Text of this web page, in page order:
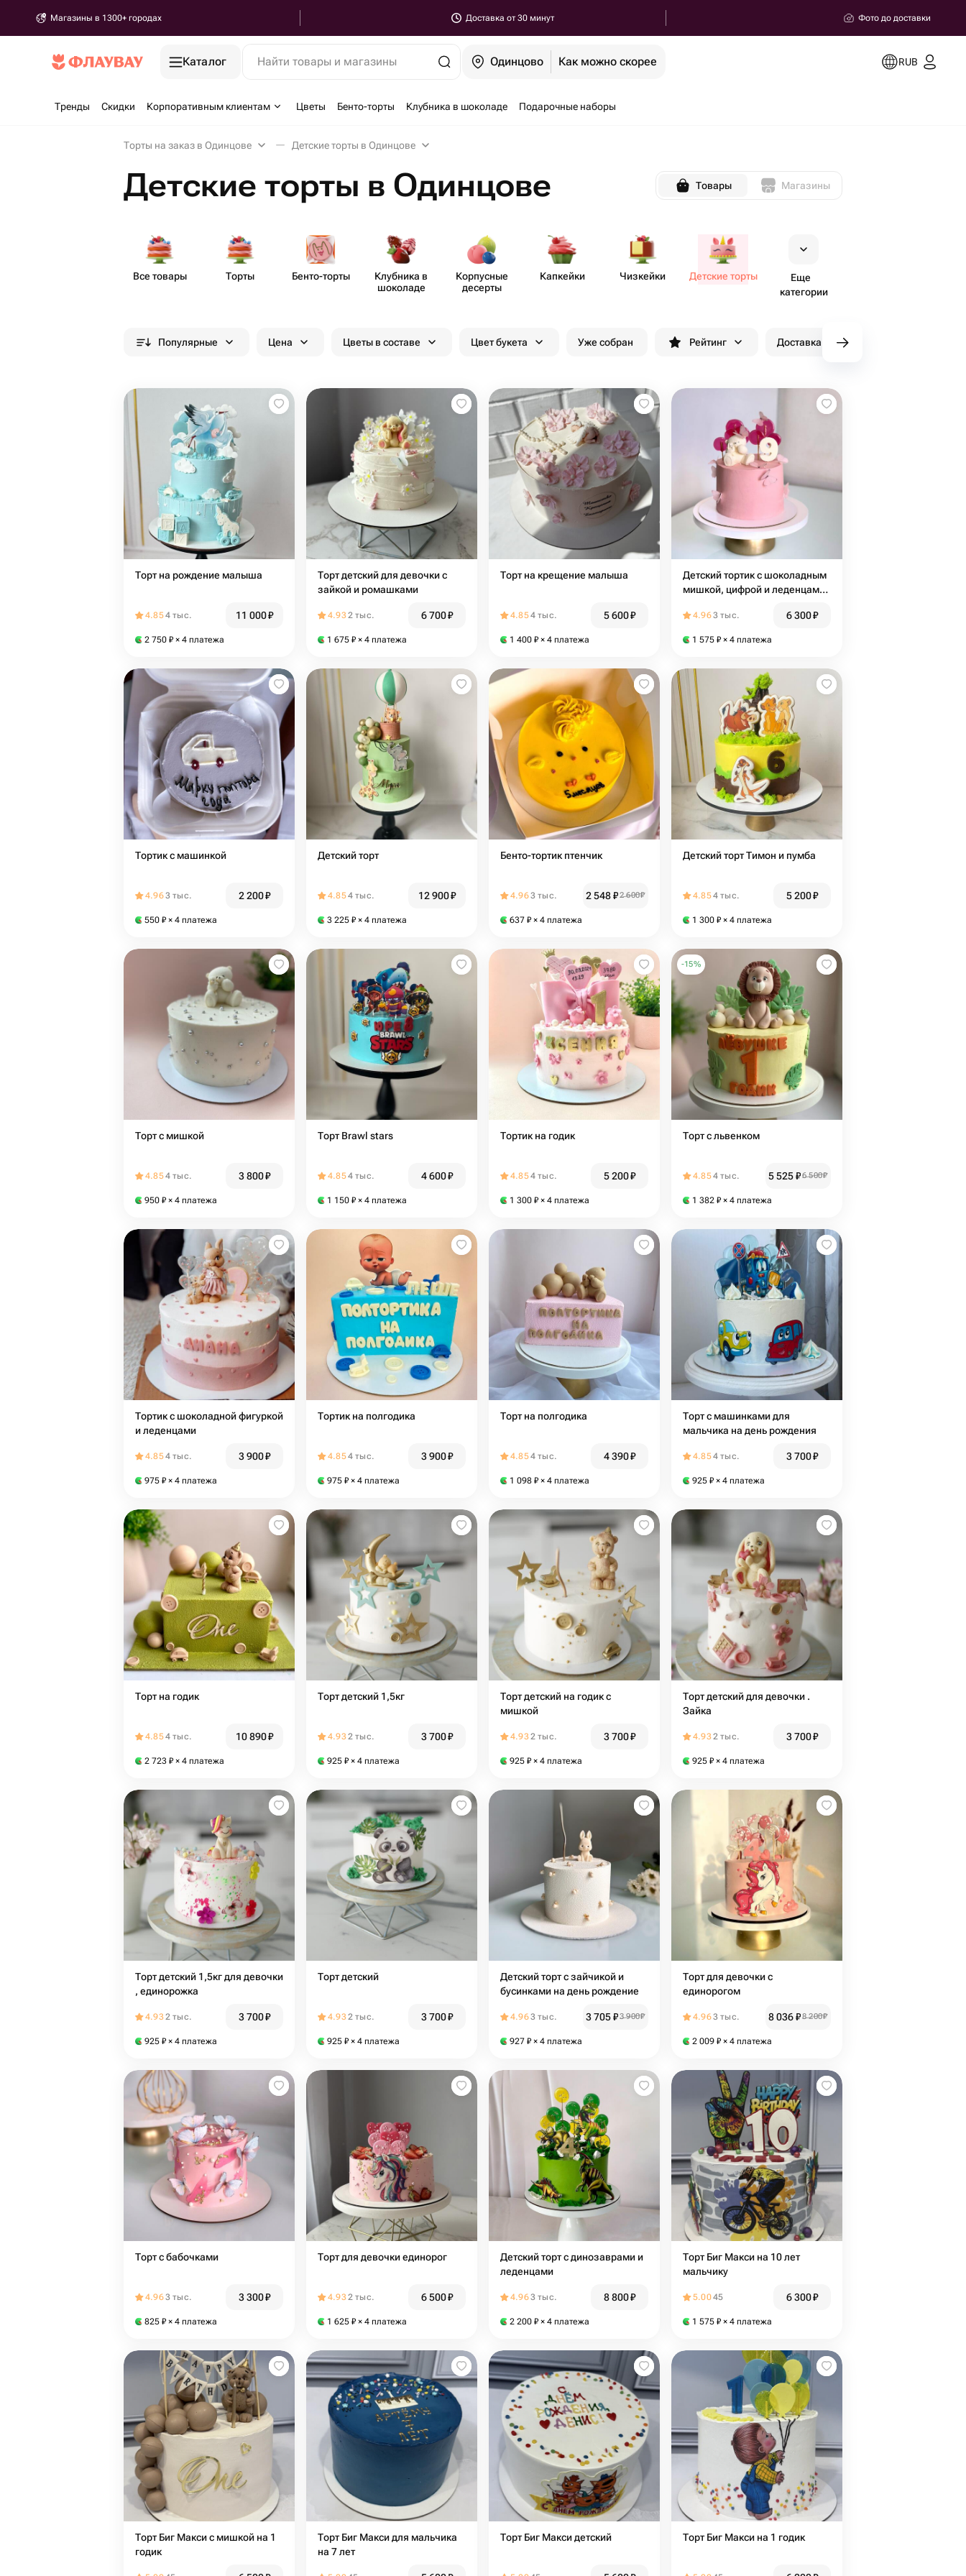
Магазины в 1300+ городах Доставка от 30 минут Фото до доставки
Каталог Найти товары и магазины Одинцово Как можно скорее RUB
Тренды Скидки Корпоративным клиентам Цветы Бенто-торты Клубника в шоколаде Подарочные наборы
Торты на заказ в Одинцове Детские торты в Одинцове
Детские торты в Одинцове Товары Магазины
Все товары Торты Бенто​-торты
Клубника в
шоколаде
Корпусные
десерты
Капкейки Чизкейки Детские торты
Еще
категории
Популярные Цена Цветы в составе Цвет букета Уже собран Рейтинг Доставка до 90 минут
Торт на рождение малыша
4.854 тыс. 11 000₽
2 750 ₽ × 4 платежа
Торт детский для девочки с
зайкой и ромашками
4.932 тыс. 6 700₽
1 675 ₽ × 4 платежа
Торт на крещение малыша
4.854 тыс. 5 600₽
1 400 ₽ × 4 платежа
Детский тортик с шоколадным
мишкой, цифрой и леденцами
4.963 тыс. 6 300₽
1 575 ₽ × 4 платежа
Тортик с машинкой
4.963 тыс. 2 200₽
550 ₽ × 4 платежа
Детский торт
4.854 тыс. 12 900₽
3 225 ₽ × 4 платежа
Бенто-тортик птенчик
4.963 тыс. 2 548₽2 600₽
637 ₽ × 4 платежа
Детский торт Тимон и пумба
4.854 тыс. 5 200₽
1 300 ₽ × 4 платежа
Торт с мишкой
4.854 тыс. 3 800₽
950 ₽ × 4 платежа
Торт Brawl stars
4.854 тыс. 4 600₽
1 150 ₽ × 4 платежа
Тортик на годик
4.854 тыс. 5 200₽
1 300 ₽ × 4 платежа
-15%
Торт с львенком
4.854 тыс. 5 525₽6 500₽
1 382 ₽ × 4 платежа
Тортик с шоколадной фигуркой
и леденцами
4.854 тыс. 3 900₽
975 ₽ × 4 платежа
Тортик на полгодика
4.854 тыс. 3 900₽
975 ₽ × 4 платежа
Торт на полгодика
4.854 тыс. 4 390₽
1 098 ₽ × 4 платежа
Торт с машинками для
мальчика на день рождения
4.854 тыс. 3 700₽
925 ₽ × 4 платежа
Торт на годик
4.854 тыс. 10 890₽
2 723 ₽ × 4 платежа
Торт детский 1,5кг
4.932 тыс. 3 700₽
925 ₽ × 4 платежа
Торт детский на годик с
мишкой
4.932 тыс. 3 700₽
925 ₽ × 4 платежа
Торт детский для девочки .
Зайка
4.932 тыс. 3 700₽
925 ₽ × 4 платежа
Торт детский 1,5кг для девочки
, единорожка
4.932 тыс. 3 700₽
925 ₽ × 4 платежа
Торт детский
4.932 тыс. 3 700₽
925 ₽ × 4 платежа
Детский торт с зайчикой и
бусинками на день рождение
4.963 тыс. 3 705₽3 900₽
927 ₽ × 4 платежа
Торт для девочки с
единорогом
4.963 тыс. 8 036₽8 200₽
2 009 ₽ × 4 платежа
Торт с бабочками
4.963 тыс. 3 300₽
825 ₽ × 4 платежа
Торт для девочки единорог
4.932 тыс. 6 500₽
1 625 ₽ × 4 платежа
Детский торт с динозаврами и
леденцами
4.963 тыс. 8 800₽
2 200 ₽ × 4 платежа
Торт Биг Макси на 10 лет
мальчику
5.0045 6 300₽
1 575 ₽ × 4 платежа
Торт Биг Макси с мишкой на 1
годик
Торт Биг Макси для мальчика
на 7 лет
Торт Биг Макси детский Торт Биг Макси на 1 годик